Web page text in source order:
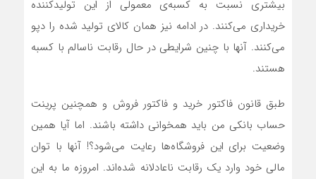
بیشتری نسبت به کسبه‌ی معمولی از این تولیدکننده
خریداری می‌کنند. در ادامه نیز همان کالای تولید شده را دپو
می‌کنند. آنها با چنین شرایطی در حال رقابت ناسالم با کسبه
هستند.
طبق قانون فاکتور خرید و فاکتور فروش و همچنین پرینت
حساب بانکی من باید همخوانی داشته باشند. اما آیا همین
وضعیت برای این فروشگاه‌ها رعایت می‌شود؟! آنها با توان
مالی خود وارد یک رقابت ناعادلانه شده‌اند. امروزه ما به این